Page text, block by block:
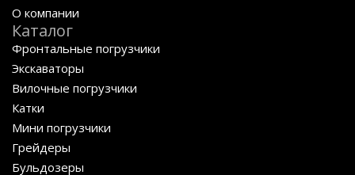
О компании
Каталог
Фронтальные погрузчики
Экскаваторы
Вилочные погрузчики
Катки
Мини погрузчики
Грейдеры
Бульдозеры